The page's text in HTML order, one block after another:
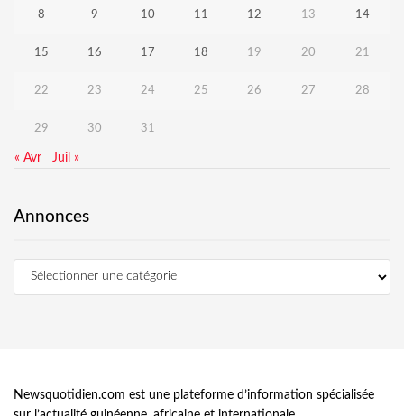
8 9 10 11 12 13 14
15 16 17 18 19 20 21
22 23 24 25 26 27 28
29 30 31
« Avr Juil »
Annonces
Newsquotidien.com est une plateforme d’information spécialisée